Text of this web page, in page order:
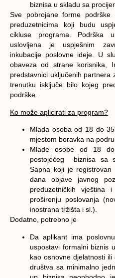
biznisa u skladu sa
Sve pobrojane forme
preduzetnicima koji budu
cikluse programa. Podrška
uslovljena je uspješnim
inkubacije poslovne ideje. U
obaveza od strane korisnika,
predstavnici uključenih partnera
trenutku isključe bilo kojeg
podrške.
Ko može aplicirati za program?
Mlada osoba od 18 do
mjestom boravka na
Mlade osobe od 18
postojećeg biznisa sa
Sapna koji je
dana objave javnog
preduzetničkih vještina
proširenju poslovanja
inostrana tržišta i sl.).
Dodatno, potrebno je
Da aplikant ima
uspostavi formalni biznis
kao osnovne djelatnosti
društva sa minimalno